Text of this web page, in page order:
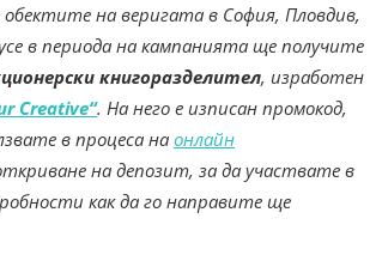
обектите на веригата в София, Пловдив,
в периода на кампанията ще получите
книгоразделител, изработен
Creative“. На него е изписан промокод,
в процеса на онлайн
на депозит, за да участвате в
как да го направите ще